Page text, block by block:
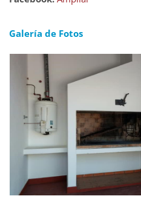
Galería de Fotos